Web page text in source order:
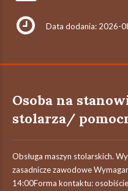
Data dodania: 2026-
Osoba na
stolarza/
Obsługa maszyn stolarskich.
zasadnicze zawodowe
14:00Forma kontaktu: